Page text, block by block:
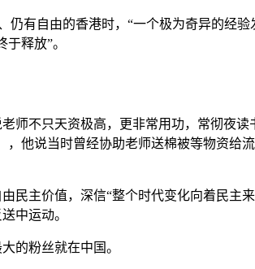
有自由的香港时，“一个极为奇异的经
释放”。
师不只天资极高，更非常用功，常彻夜
，他说当时曾经协助老师送棉被等物资给
民主价值，深信“整个时代变化向着民
中运动。
的粉丝就在中国。